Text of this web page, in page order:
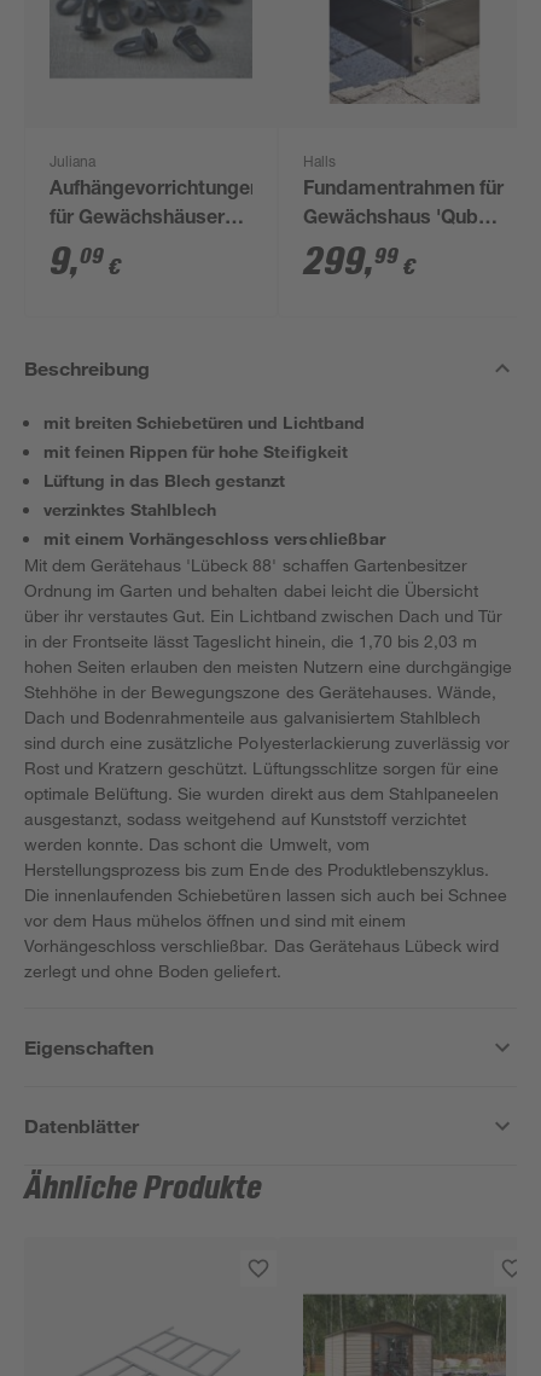
Juliana
Aufhängevorrichtungen
für Gewächshäuser
schwarz 20 Stück
9,09 €
Halls
Fundamentrahmen für
Gewächshaus 'Qube
610' 6,4 m²
299,99 €
Beschreibung
mit breiten Schiebetüren und Lichtband
mit feinen Rippen für hohe Steifigkeit
Lüftung in das Blech gestanzt
verzinktes Stahlblech
mit einem Vorhängeschloss verschließbar
Mit dem Gerätehaus 'Lübeck 88' schaffen Gartenbesitzer
Ordnung im Garten und behalten dabei leicht die Übersicht
über ihr verstautes Gut. Ein Lichtband zwischen Dach und Tür
in der Frontseite lässt Tageslicht hinein, die 1,70 bis 2,03 m
hohen Seiten erlauben den meisten Nutzern eine durchgängige
Stehhöhe in der Bewegungszone des Gerätehauses. Wände,
Dach und Bodenrahmenteile aus galvanisiertem Stahlblech
sind durch eine zusätzliche Polyesterlackierung zuverlässig vor
Rost und Kratzern geschützt. Lüftungsschlitze sorgen für eine
optimale Belüftung. Sie wurden direkt aus dem Stahlpaneelen
ausgestanzt, sodass weitgehend auf Kunststoff verzichtet
werden konnte. Das schont die Umwelt, vom
Herstellungsprozess bis zum Ende des Produktlebenszyklus.
Die innenlaufenden Schiebetüren lassen sich auch bei Schnee
vor dem Haus mühelos öffnen und sind mit einem
Vorhängeschloss verschließbar. Das Gerätehaus Lübeck wird
zerlegt und ohne Boden geliefert.
Eigenschaften
Datenblätter
Ähnliche Produkte